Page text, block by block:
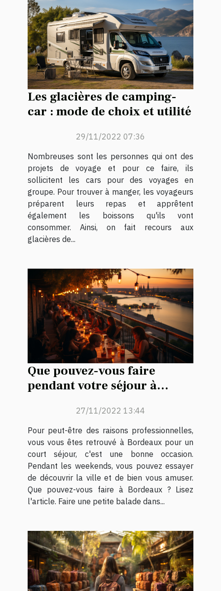
Les glacières de camping-
car : mode de choix et utilité
29/11/2022 07:36
Nombreuses sont les personnes qui ont des
projets de voyage et pour ce faire, ils
sollicitent les cars pour des voyages en
groupe. Pour trouver à manger, les voyageurs
préparent leurs repas et apprêtent
également les boissons qu'ils vont
consommer. Ainsi, on fait recours aux
glacières de...
Que pouvez-vous faire
pendant votre séjour à
27/11/2022 13:44
Pour peut-être des raisons professionnelles,
vous vous êtes retrouvé à Bordeaux pour un
court séjour, c'est une bonne occasion.
Pendant les weekends, vous pouvez essayer
de découvrir la ville et de bien vous amuser.
Que pouvez-vous faire à Bordeaux ? Lisez
l'article. Faire une petite balade dans...